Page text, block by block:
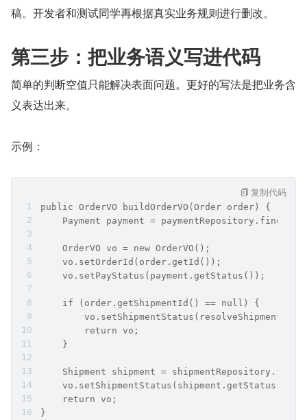
稿。开发者和测试同学再根据真实业务规则进行删改。
第三步：把业务语义写进代码
简单的判断空值只能解决表面问题。更好的写法是把业务含
义表达出来。
示例：
public OrderVO buildOrderVO(Order order) {
Payment payment =
    OrderVO vo = new OrderVO();
    vo.setOrderId(order.getId());
    vo.setPayStatus(payment.getStatus());
    if (order.getShipmentId() == null) {
        return vo;
    }
Shipment shipment =
    vo.setShipmentStatus(shipment.getStatus());
    return vo;
}
复制代码